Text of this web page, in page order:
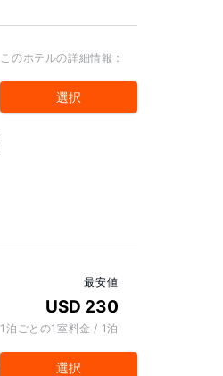
このホテルの詳細情報：
選択
最安値
USD 230
1泊ごとの1室料金 / 1泊
選択